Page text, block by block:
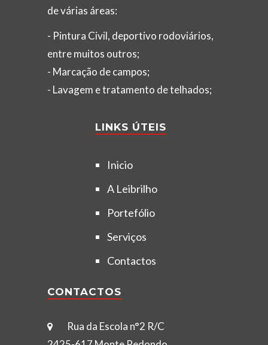
de várias áreas:
- Pintura Civil, deportivo rodoviários,
entre muitos outros;
- Marcação de campos;
- Lavagem e tratamento de telhados;
LINKS ÚTEIS
Inicio
A Leibrilho
Portefólio
Serviços
Contactos
CONTACTOS
Rua da Escola n°2 R/C